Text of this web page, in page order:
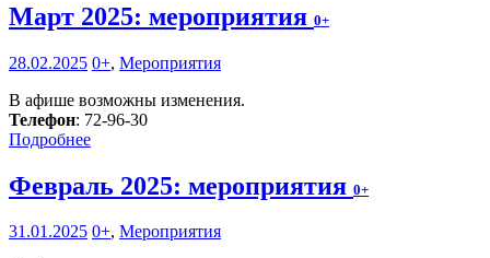
Март 2025: мероприятия 0+
28.02.2025 0+, Мероприятия
В афише возможны изменения.
Телефон: 72-96-30
Подробнее
Февраль 2025: мероприятия 0+
31.01.2025 0+, Мероприятия